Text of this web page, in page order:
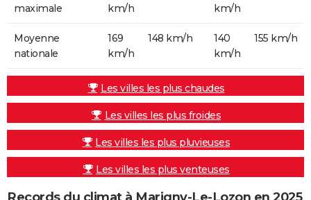
maximale
km/h
km/h
Moyenne
nationale
169
km/h
148 km/h
140
km/h
155 km/h
Les villes les plus chaudes
Les villes les plus froides
Les villes les plus pluvieuses
Les villes les plus venteuses
Records du climat à Marigny-Le-Lozon en 2025